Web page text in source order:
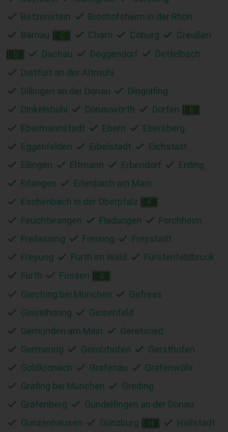
Betzenstein
Bischofsheim in der Rhön
Bärnau
C Cham Coburg Creußen
D Dachau Deggendorf
Dettelbach
Dietfurt an der Altmühl
Dillingen an der Donau
Dingolfing
Dinkelsbühl
Donauwörth Dorfen E
Ebermannstadt Ebern
Ebersberg
Eggenfelden
Eibelstadt
Eichstätt
Ellingen
Eltmann Erbendorf
Erding
Erlangen
Erlenbach am Main
Eschenbach in der Oberpfalz
F
Feuchtwangen Fladungen
Forchheim
Freilassing
Freising
Freystadt
Freyung
Furth im Wald
Fürstenfeldbruck
Fürth
Füssen G
Garching bei München
Gefrees
Geiselhöring
Geisenfeld
Gemünden am Main
Geretsried
Germering
Gerolzhofen
Gersthofen
Goldkronach
Grafenau
Grafenwöhr
Grafing bei München
Greding
Gräfenberg
Gundelfingen an der Donau
Gunzenhausen
Günzburg H Hallstadt